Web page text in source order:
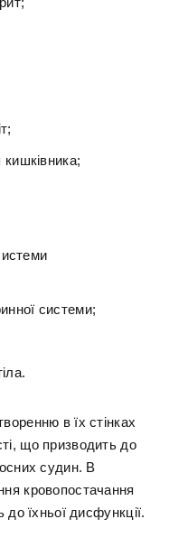
системи;
в їх стінках
що призводить до
судин. В
кровопостачання
до їхньої дисфункції.